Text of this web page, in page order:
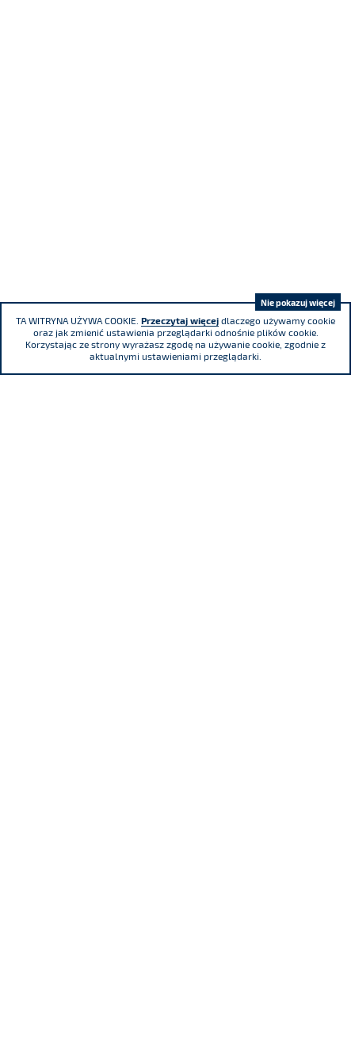
TA WITRYNA UŻYWA COOKIE. Przeczytaj więcej dlaczego używamy cookie
oraz jak zmienić ustawienia przeglądarki odnośnie plików cookie.
Korzystając ze strony wyrażasz zgodę na używanie cookie, zgodnie z
aktualnymi ustawieniami przeglądarki.
Nie pokazuj więcej